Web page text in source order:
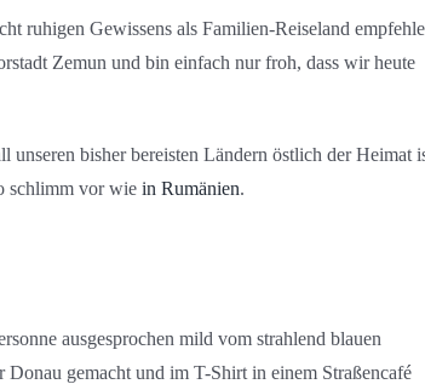
ruhigen Gewissens als Familien-Reiseland
Zemun und bin einfach nur froh, dass wir heute
bisher bereisten Ländern östlich der Heimat
schlimm vor wie in Rumänien.
ausgesprochen mild vom strahlend blauen
gemacht und im T-Shirt in einem Straßencafé